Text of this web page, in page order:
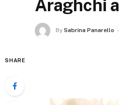
Araghchi
By Sabrina Panarello
SHARE